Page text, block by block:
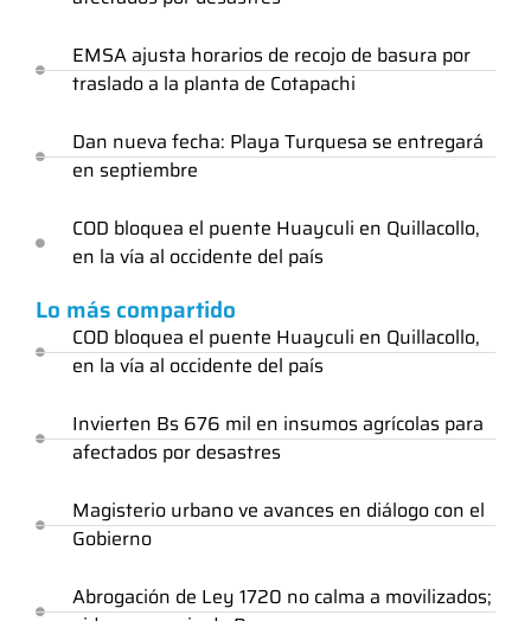
EMSA ajusta horarios de recojo de basura por
traslado a la planta de Cotapachi
Dan nueva fecha: Playa Turquesa se entregará
en septiembre
COD bloquea el puente Huayculi en Quillacollo,
en la vía al occidente del país
Lo más compartido
COD bloquea el puente Huayculi en Quillacollo,
en la vía al occidente del país
Invierten Bs 676 mil en insumos agrícolas para
afectados por desastres
Magisterio urbano ve avances en diálogo con el
Gobierno
Abrogación de Ley 1720 no calma a movilizados;